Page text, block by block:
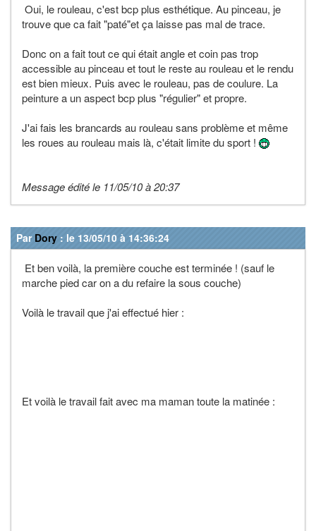
Oui, le rouleau, c'est bcp plus esthétique. Au pinceau, je
trouve que ca fait "paté"et ça laisse pas mal de trace.
Donc on a fait tout ce qui était angle et coin pas trop
accessible au pinceau et tout le reste au rouleau et le rendu
est bien mieux. Puis avec le rouleau, pas de coulure. La
peinture a un aspect bcp plus "régulier" et propre.
J'ai fais les brancards au rouleau sans problème et même
les roues au rouleau mais là, c'était limite du sport !
Message édité le 11/05/10 à 20:37
Par Dory : le 13/05/10 à 14:36:24
Et ben voilà, la première couche est terminée ! (sauf le
marche pied car on a du refaire la sous couche)
Voilà le travail que j'ai effectué hier :
Et voilà le travail fait avec ma maman toute la matinée :